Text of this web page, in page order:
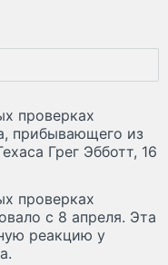
проверках
прибывающего из
Грег Эбботт, 16
проверках
с 8 апреля. Эта
реакцию у